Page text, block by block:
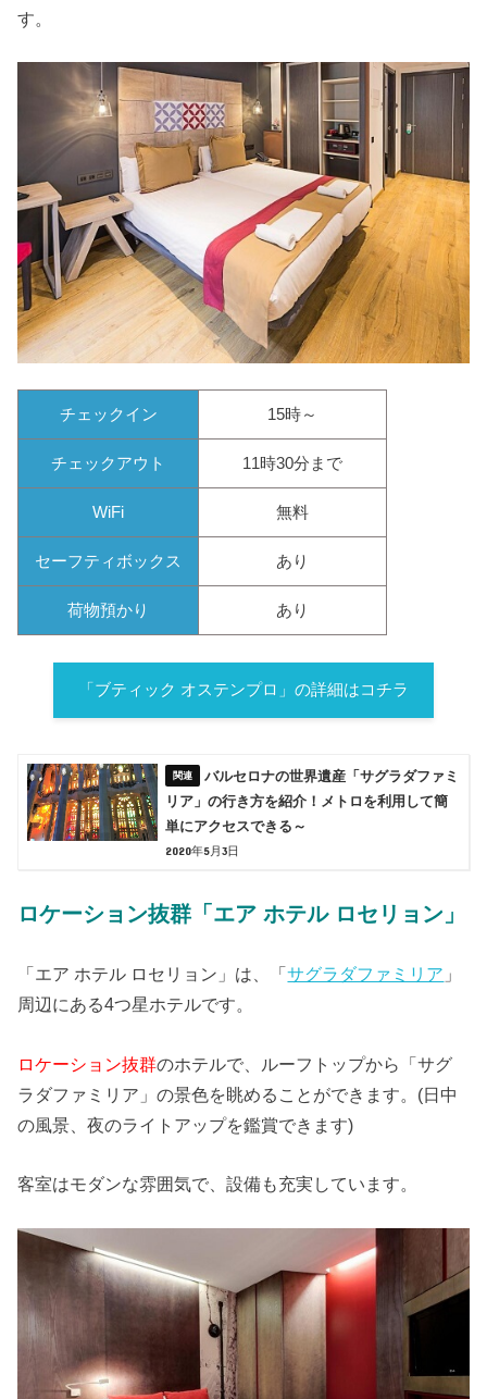
す。
チェックイン 15時～
チェックアウト 11時30分まで
WiFi 無料
セーフティボックス あり
荷物預かり あり
「ブティック オステンプロ」の詳細はコチラ
バルセロナの世界遺産「サグラダファミ
リア」の行き方を紹介！メトロを利用して簡
単にアクセスできる～
2020年5月3日
ロケーション抜群「エア ホテル ロセリョン」
「エア ホテル ロセリョン」は、「サグラダファミリア 」
周辺にある4つ星ホテルです。
ロケーション抜群のホテルで、ルーフトップから「サグ
ラダファミリア」の景色を眺めることができます。(日中
の風景、夜のライトアップを鑑賞できます)
客室はモダンな雰囲気で、設備も充実しています。